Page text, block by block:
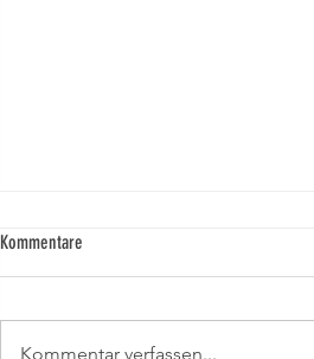
Kommentare
Kommentar verfassen...